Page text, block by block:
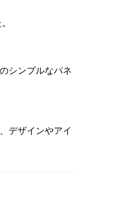
シンプルなパネ
デザインやアイ